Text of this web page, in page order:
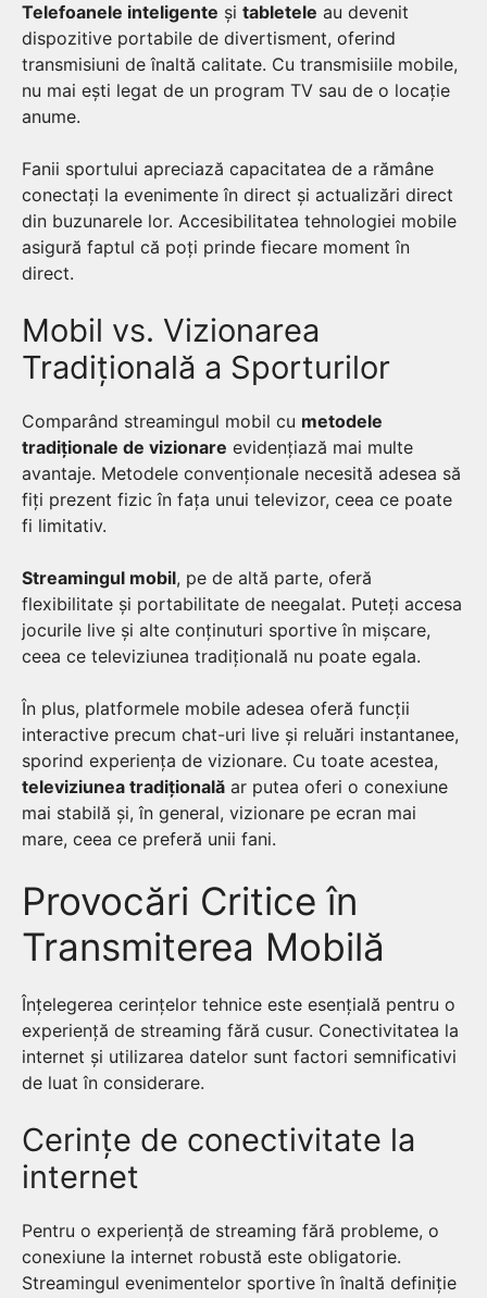
Telefoanele inteligente și tabletele au devenit
dispozitive portabile de divertisment, oferind
transmisiuni de înaltă calitate. Cu transmisiile mobile,
nu mai ești legat de un program TV sau de o locație
anume.
Fanii sportului apreciază capacitatea de a rămâne
conectați la evenimente în direct și actualizări direct
din buzunarele lor. Accesibilitatea tehnologiei mobile
asigură faptul că poți prinde fiecare moment în
direct.
Mobil vs. Vizionarea
Tradițională a Sporturilor
Comparând streamingul mobil cu metodele
tradiționale de vizionare evidențiază mai multe
avantaje. Metodele convenționale necesită adesea să
fiți prezent fizic în fața unui televizor, ceea ce poate
fi limitativ.
Streamingul mobil, pe de altă parte, oferă
flexibilitate și portabilitate de neegalat. Puteți accesa
jocurile live și alte conținuturi sportive în mișcare,
ceea ce televiziunea tradițională nu poate egala.
În plus, platformele mobile adesea oferă funcții
interactive precum chat-uri live și reluări instantanee,
sporind experiența de vizionare. Cu toate acestea,
televiziunea tradițională ar putea oferi o conexiune
mai stabilă și, în general, vizionare pe ecran mai
mare, ceea ce preferă unii fani.
Provocări Critice în
Transmiterea Mobilă
Înțelegerea cerințelor tehnice este esențială pentru o
experiență de streaming fără cusur. Conectivitatea la
internet și utilizarea datelor sunt factori semnificativi
de luat în considerare.
Cerințe de conectivitate la
internet
Pentru o experiență de streaming fără probleme, o
conexiune la internet robustă este obligatorie.
Streamingul evenimentelor sportive în înaltă definiție